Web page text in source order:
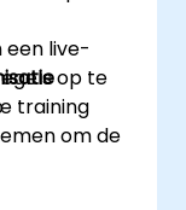
op te
live-
training
om de